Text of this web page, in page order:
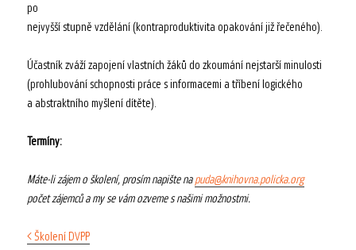
po
nejvyšší stupně vzdělání (kontraproduktivita opakování již řečeného).
Účastník zváží zapojení vlastních žáků do zkoumání nejstarší minulosti
(prohlubování schopnosti práce s informacemi a tříbení logického
a abstraktního myšlení dítěte).
Termíny:
Máte-li zájem o školení, prosím napište napuda@knihovna.policka.org
počet zájemců a my se vám ozveme s našimi možnostmi.
< Školení DVPP